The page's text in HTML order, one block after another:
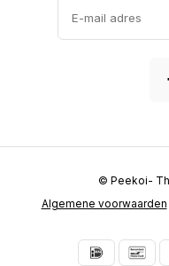
Algemene voorwaarden
© Peekoi-